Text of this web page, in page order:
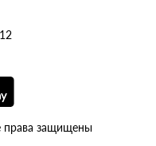
права защищены